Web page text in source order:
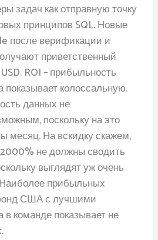
задач как отправную точку
принципов SQL. Новые
после верификации и
приветственный
ROI – прибыльность
показывает колоссальную.
данных не
поскольку на это
месяц. На вскидку скажем,
не должны сводить
выглядят уж очень
прибыльных
США с лучшими
команде показывает не